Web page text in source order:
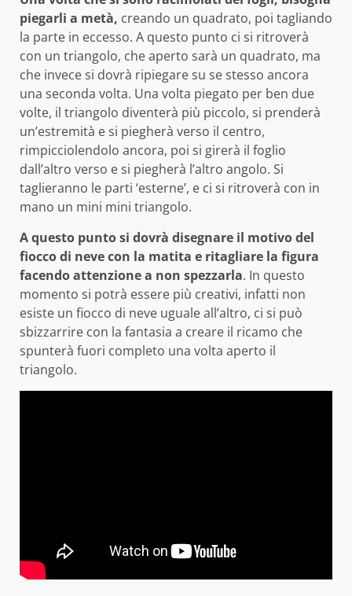
piegarli a metà, creando un quadrato, poi tagliando
la parte in eccesso. A questo punto ci si ritroverà
con un triangolo, che aperto sarà un quadrato, ma
che invece si dovrà ripiegare su se stesso ancora
una seconda volta. Una volta piegato per ben due
volte, il triangolo diventerà più piccolo, si prenderà
un’estremità e si piegherà verso il centro,
rimpicciolendolo ancora, poi si girerà il foglio
dall’altro verso e si piegherà l’altro angolo. Si
taglieranno le parti ‘esterne’, e ci si ritroverà con in
mano un mini mini triangolo.
A questo punto si dovrà disegnare il motivo del
fiocco di neve con la matita e ritagliare la figura
facendo attenzione a non spezzarla. In questo
momento si potrà essere più creativi, infatti non
esiste un fiocco di neve uguale all’altro, ci si può
sbizzarrire con la fantasia a creare il ricamo che
spunterà fuori completo una volta aperto il
triangolo.